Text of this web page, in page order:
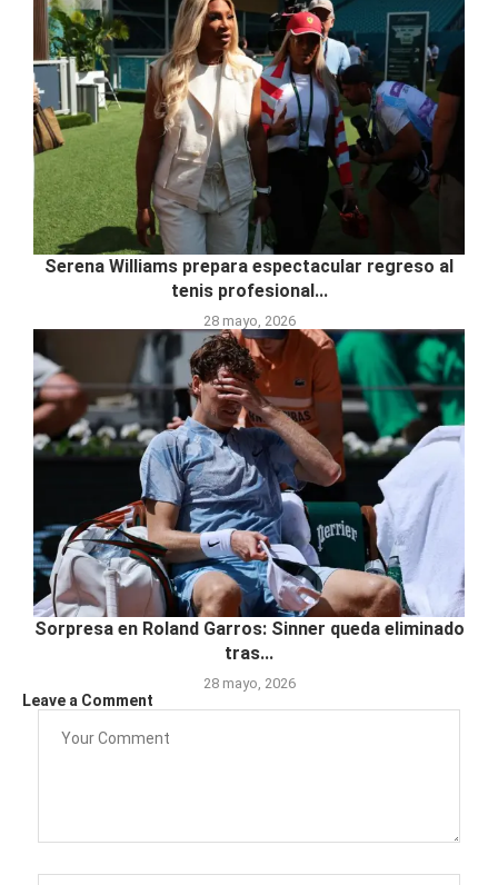
Serena Williams prepara espectacular regreso al
tenis profesional...
28 mayo, 2026
Sorpresa en Roland Garros: Sinner queda eliminado
tras...
28 mayo, 2026
Leave a Comment